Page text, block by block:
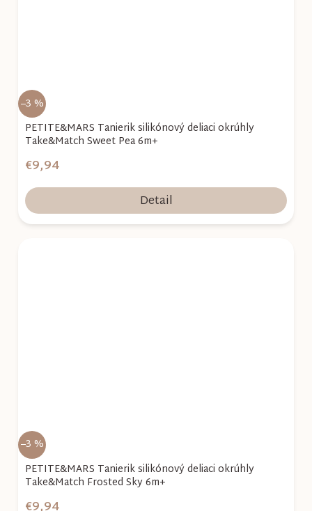
–3 %
PETITE&MARS Tanierik silikónový deliaci okrúhly
Take&Match Sweet Pea 6m+
€9,94
Detail
–3 %
PETITE&MARS Tanierik silikónový deliaci okrúhly
Take&Match Frosted Sky 6m+